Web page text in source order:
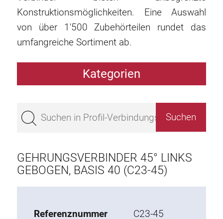
Konstruktionsmöglichkeiten. Eine Auswahl
von über 1'500 Zubehörteilen rundet das
umfangreiche Sortiment ab.
Kategorien
Bestseller
Profile Basis 45
Profile Basis 40
GEHRUNGSVERBINDER 45° LINKS
GEBOGEN, BASIS 40 (C23-45)
Referenznummer C23-45